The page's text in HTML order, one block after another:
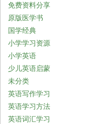
免费资料分享
原版医学书
国学经典
小学学习资源
小学英语
少儿英语启蒙
未分类
英语写作学习
英语学习方法
英语词汇学习